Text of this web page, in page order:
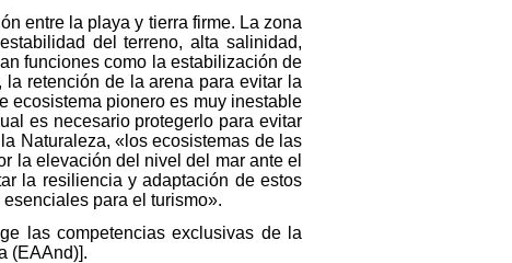
entre la playa y tierra firme. La zona
del terreno, alta salinidad,
funciones como la estabilización de
retención de la arena para evitar la
ecosistema pionero es muy inestable
es necesario protegerlo para evitar
Naturaleza, «los ecosistemas de las
la elevación del nivel del mar ante el
la resiliencia y adaptación de estos
para el turismo».
las competencias exclusivas de la
(EAAnd)].